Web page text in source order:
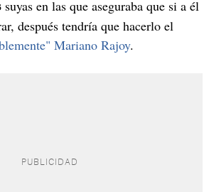
suyas en las que aseguraba que si a él
después tendría que hacerlo el
Mariano Rajoy.